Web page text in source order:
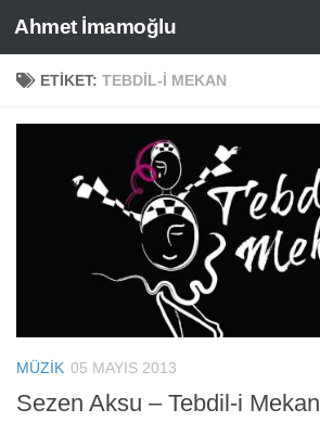
Skip to content
Ahmet İmamoğlu
ETIKET: TEBDIL-I MEKAN
MÜZIK 05 MAYIS 2013
Sezen Aksu – Tebdil-i Mekan